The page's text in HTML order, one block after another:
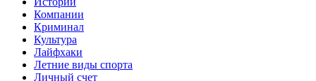
Компании
Криминал
Культура
Лайфхаки
Летние виды спорта
Личный счет